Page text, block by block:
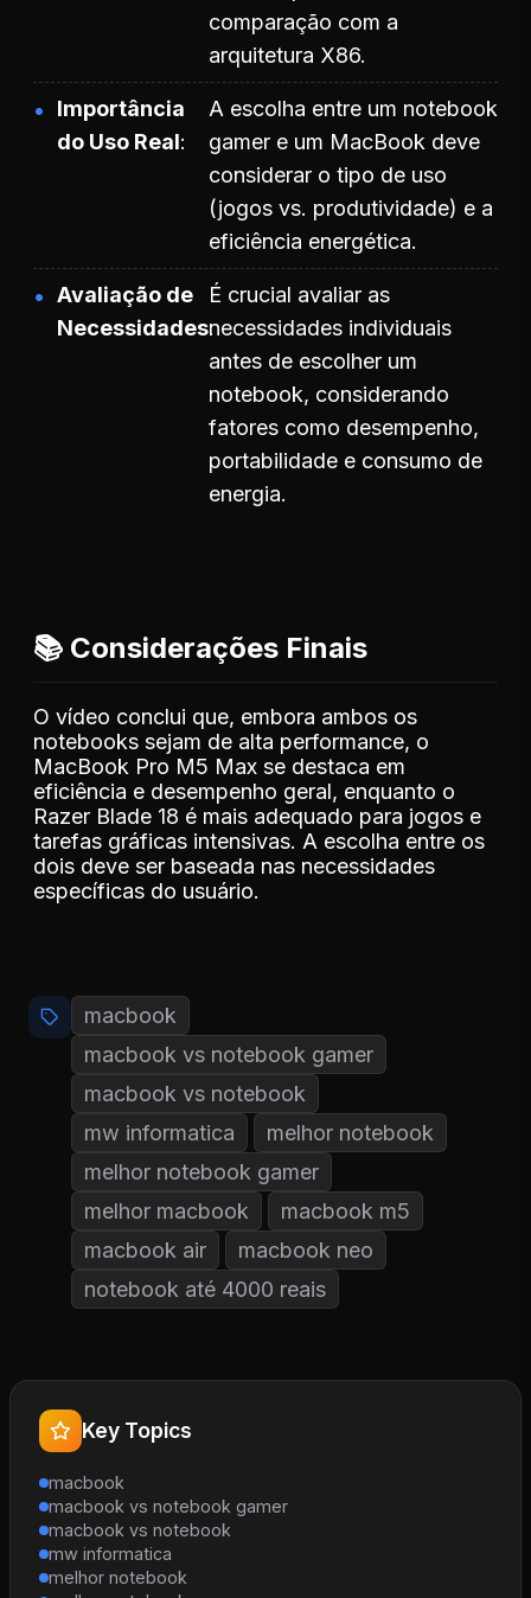
comparação com a
arquitetura X86.
Importância
do Uso Real
A escolha entre um notebook
gamer e um MacBook deve
considerar o tipo de uso
(jogos vs. produtividade) e a
eficiência energética.
Avaliação de
Necessidades
É crucial avaliar as
necessidades individuais
antes de escolher um
notebook, considerando
fatores como desempenho,
portabilidade e consumo de
energia.
📚 Considerações Finais
O vídeo conclui que, embora ambos os
notebooks sejam de alta performance, o
MacBook Pro M5 Max se destaca em
eficiência e desempenho geral, enquanto o
Razer Blade 18 é mais adequado para jogos e
tarefas gráficas intensivas. A escolha entre os
dois deve ser baseada nas necessidades
específicas do usuário.
macbook
macbook vs notebook gamer
macbook vs notebook
mw informatica
melhor notebook
melhor notebook gamer
melhor macbook
macbook m5
macbook air
macbook neo
notebook até 4000 reais
Key Topics
macbook
macbook vs notebook gamer
macbook vs notebook
mw informatica
melhor notebook